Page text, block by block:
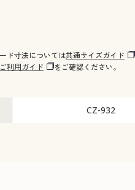
ド寸法については共通サイズガイド
ご利用ガイド をご確認ください。
CZ-932